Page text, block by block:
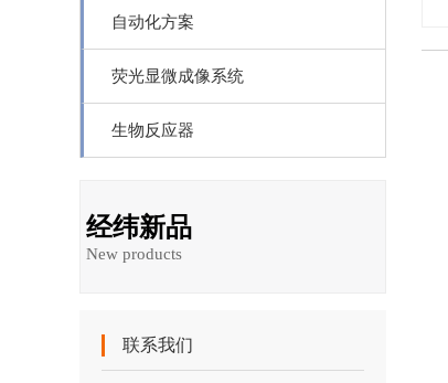
自动化方案
荧光显微成像系统
生物反应器
经纬新品
New products
联系我们